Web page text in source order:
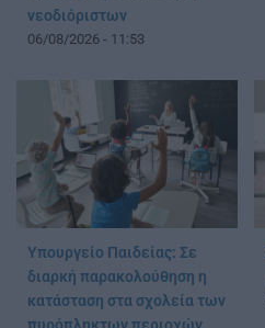
νεοδιόριστων
06/08/2026 - 11:53
Υπουργείο Παιδείας: Σε
διαρκή παρακολούθηση η
κατάσταση στα σχολεία των